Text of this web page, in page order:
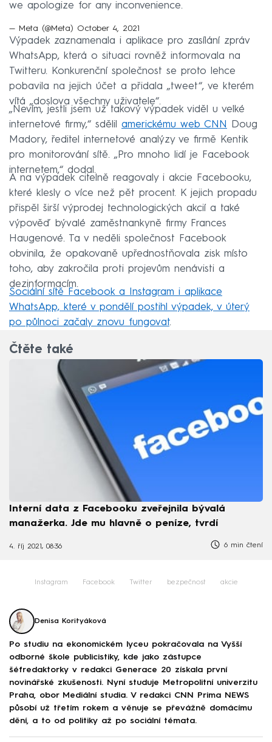
we apologize for any inconvenience.
— Meta (@Meta) October 4, 2021
Výpadek zaznamenala i aplikace pro zasílání zpráv
WhatsApp, která o situaci rovněž informovala na
Twitteru. Konkurenční společnost se proto lehce
pobavila na jejich účet a přidala „tweet“, ve kterém
vítá „doslova všechny uživatele“.
„Nevím, jestli jsem už takový výpadek viděl u velké
internetové firmy,“ sdělil americkému web CNN
Doug
Madory, ředitel internetové analýzy ve firmě Kentik
pro monitorování sítě. „Pro mnoho lidí je Facebook
internetem,“ dodal.
A na výpadek citelně reagovaly i akcie Facebooku,
které klesly o více než pět procent. K jejich propadu
přispěl širší výprodej technologických akcií a také
výpověď bývalé zaměstnankyně firmy Frances
Haugenové. Ta v neděli společnost Facebook
obvinila, že opakovaně upřednostňovala zisk místo
toho, aby zakročila proti projevům nenávisti a
dezinformacím.
Sociální sítě Facebook a Instagram i aplikace
WhatsApp, které v pondělí postihl výpadek, v úterý
po půlnoci začaly znovu fungovat.
Čtěte také
Interní data z Facebooku zveřejnila bývalá
manažerka. Jde mu hlavně o peníze, tvrdí
4. říj 2021, 08:36 6 min čtení
Instagram Facebook Twitter bezpečnost akcie
Denisa Korityáková
Po studiu na ekonomickém lyceu pokračovala na Vyšší
odborné škole publicistiky, kde jako zástupce
šéfredaktorky v redakci Generace 20 získala první
novinářské zkušenosti. Nyní studuje Metropolitní univerzitu
Praha, obor Mediální studia. V redakci CNN Prima NEWS
působí už třetím rokem a věnuje se převážně domácímu
dění, a to od politiky až po sociální témata.